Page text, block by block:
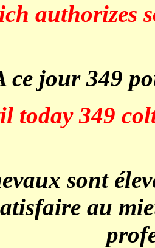
authorizes
jour 349
today 349
sont
au